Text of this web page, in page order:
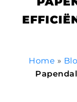
Home »